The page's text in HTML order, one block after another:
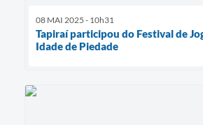
08 MAI 2025 - 10h31
Tapiraí participou do Festival de
Idade de Piedade